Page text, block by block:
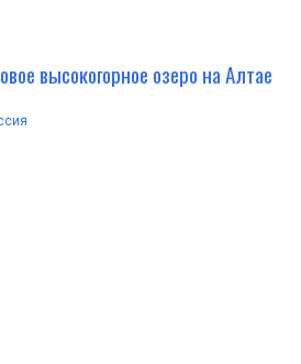
высокогорное озеро на Алтае